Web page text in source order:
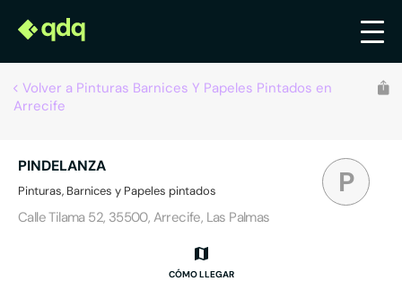
Volver a Pinturas Barnices Y Papeles Pintados en
Arrecife
P
PINDELANZA
Pinturas, Barnices y Papeles pintados
Calle Tilama 52, 35500, Arrecife, Las Palmas
CÓMO LLEGAR